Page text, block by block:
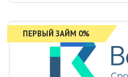
ПЕРВЫЙ ЗАЙМ 0%